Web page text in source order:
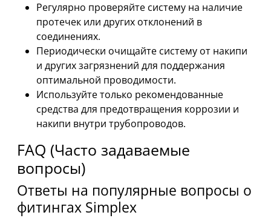
Регулярно проверяйте систему на наличие
протечек или других отклонений в
соединениях.
Периодически очищайте систему от накипи
и других загрязнений для поддержания
оптимальной проводимости.
Используйте только рекомендованные
средства для предотвращения коррозии и
накипи внутри трубопроводов.
FAQ (Часто задаваемые
вопросы)
Ответы на популярные вопросы о
фитингах Simplex